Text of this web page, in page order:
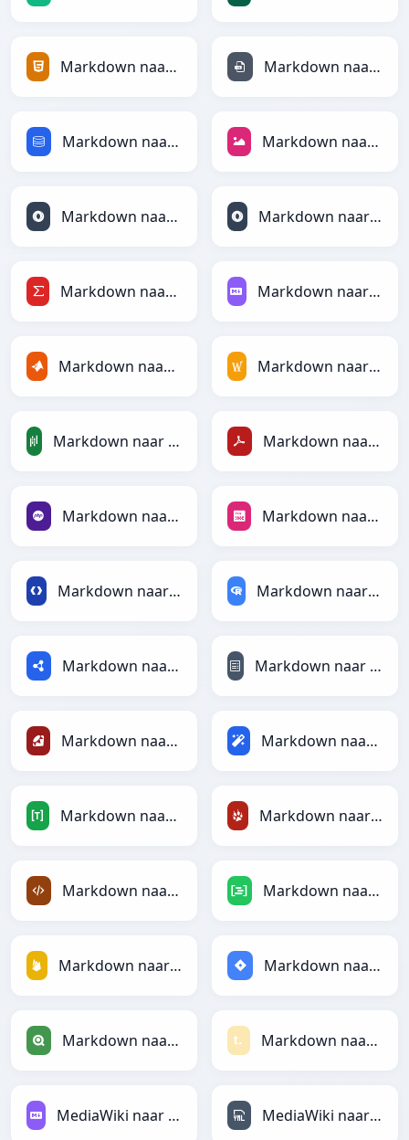
Markdown naar HTML Markdown naar INI
Markdown naar SQL Markdown naar JPEG
Markdown naar JSON Markdown naar JSONLines
Markdown naar LaTeX Markdown naar Markdown
Markdown naar MATLAB Markdown naar MediaWiki
Markdown naar PandasDataFrame Markdown naar PDF
Markdown naar PHP Markdown naar PNG
Markdown naar Protobuf Markdown naar RDataFrame
Markdown naar RDF Markdown naar reStructuredText
Markdown naar Ruby Markdown naar Magic
Markdown naar TOML Markdown naar TracWiki
Markdown naar XML Markdown naar DAX
Markdown naar Firebase Markdown naar Jira
Markdown naar Qlik Markdown naar Textile
MediaWiki naar Markdown MediaWiki naar YAML